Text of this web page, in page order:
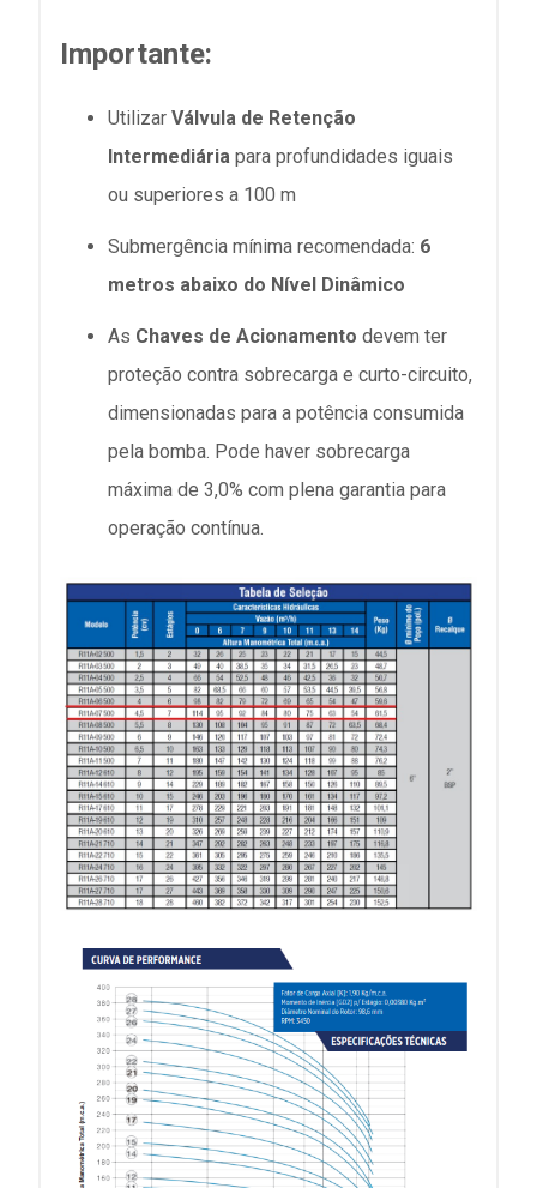
Importante:
Utilizar Válvula de Retenção
Intermediária para profundidades iguais
ou superiores a 100 m
Submergência mínima recomendada: 6
metros abaixo do Nível Dinâmico
As Chaves de Acionamento devem ter
proteção contra sobrecarga e curto-circuito,
dimensionadas para a potência consumida
pela bomba. Pode haver sobrecarga
máxima de 3,0% com plena garantia para
operação contínua.